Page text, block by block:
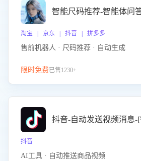
智能尺码推荐-智能体问
淘宝 | 京东 | 抖音 | 拼多多
售前机器人 · 尺码推荐 · 自动生成
限时免费已售1230+
抖音-自动发送视频消息-
抖音
AI工具 · 自动推送商品视频